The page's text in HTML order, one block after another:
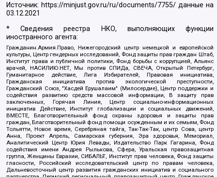
Источник:https://minjust.gov.ru/ru/documents/7755/ данные на
03.12.2021
* Сведения реестра НКО, выполняющих функции
иностранного агента:
Гражданин.Армия.Право, Нижегородский центр немецкой и европейской
культуры, Центр гендерных исследований, Фонд защиты прав граждан Штаб,
Институт права и публичной политики, Фонд борьбы с коррупцией, Альянс
врачей, НАСИЛИЮ.НЕТ, Мы против СПИДа, СВЕЧА, Открытый Петербург,
Гуманитарное действие, Лига Избирателей, Правовая инициатива,
Гражданская инициатива против экологической преступности,
Гражданский Союз, "Хасдей Ерушалаим" (Милосердие), Центр поддержки и
содействия развитию средств массовой информации, В защиту прав
заключенных, Горячая Линия, Центр социально-информационных
инициатив Действие, Институт глобализации и социальных движений,
ВМЕСТЕ, Благотворительный фонд охраны здоровья и защиты прав
граждан, Благотворительный фонд помощи осужденным и их семьям, Фонд
Тольятти, Новое время, Серебряная тайга, Так-Так-Так, центр Сова, центр
Анна, Проект Апрель, Самарская губерния, Эра здоровья, Мемориал,
Аналитический Центр Юрия Левады, Издательство Парк Гагарина, Фонд
содействия имени Андрея Рылькова, Сфера, Уральская правозащитная
группа, Женщины Евразии, СИБАЛЬТ, Институт прав человека, Фонд защиты
гласности, Российский исследовательский центр по правам человека,
Дальневосточный центр развития гражданских инициатив и социального